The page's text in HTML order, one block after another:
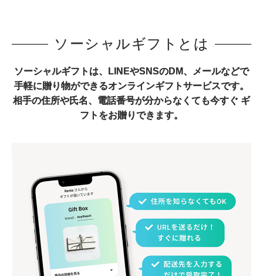
ソーシャルギフトとは
ソーシャルギフトは、LINEやSNSのDM、メールなどで
手軽に贈り物ができるオンラインギフトサービスです。
相手の住所や氏名、電話番号が分からなくても今すぐ ギ
フトをお贈りできます。